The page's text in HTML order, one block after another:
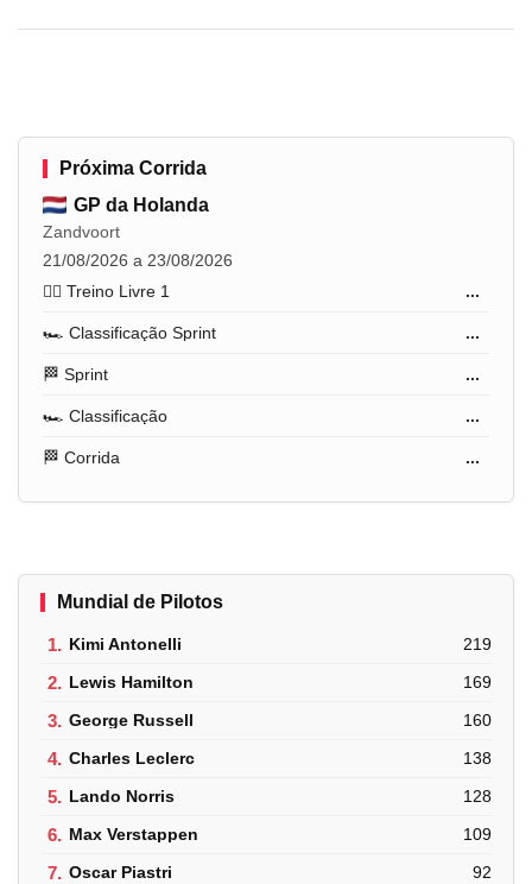
Próxima Corrida
GP da Holanda
Zandvoort
21/08/2026 a 23/08/2026
🏋️‍♂️ Treino Livre 1
...
🏎️ Classificação Sprint ...
🏁 Sprint ...
🏎️ Classificação ...
🏁 Corrida ...
Mundial de Pilotos
1. Kimi Antonelli 219
2. Lewis Hamilton 169
3. George Russell 160
4. Charles Leclerc 138
5. Lando Norris 128
6. Max Verstappen 109
7. Oscar Piastri 92